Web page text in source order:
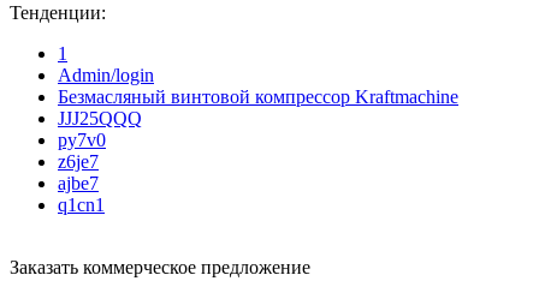
Тенденции:
1
Admin/login
Безмасляный винтовой компрессор Kraftmaсhine
JJJ25QQQ
py7v0
z6je7
ajbe7
q1cn1
Заказать коммерческое предложение